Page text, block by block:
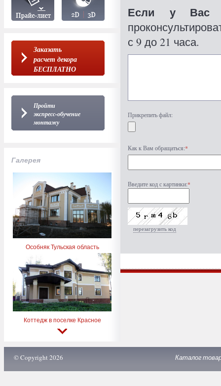
Заказать
расчет декора
БЕСПЛАТНО
Пройти
экспресс-обучение
монтажу
Галерея
Особняк Тульская область
Коттедж в поселке Красное
Если у Вас
с 9 до 21 часа.
Прикрепить файл:
Как к Вам обращаться:*
Введите код с картинки:*
перезагрузить код
© Copyright 2026 Каталог